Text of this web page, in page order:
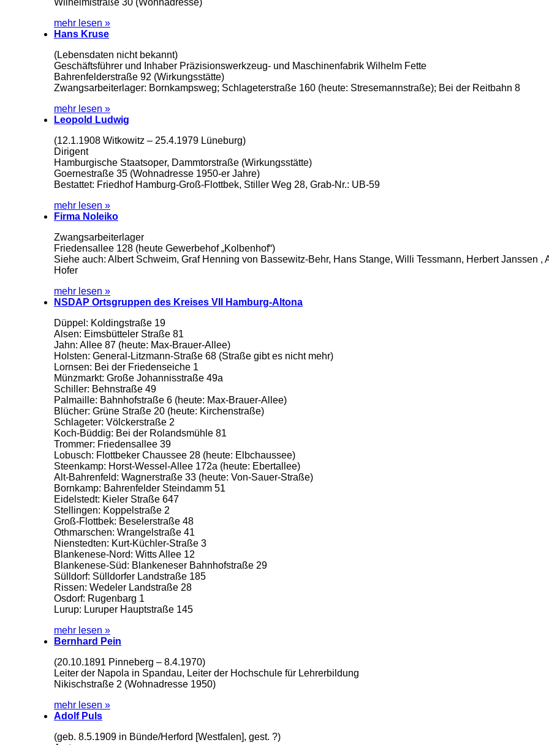
Wilhelmistraße 30 (Wohnadresse)
mehr lesen »
Hans Kruse
(Lebensdaten nicht bekannt)
Geschäftsführer und Inhaber Präzisionswerkzeug- und Maschinenfabrik Wilhelm Fette
Bahrenfelderstraße 92 (Wirkungsstätte)
Zwangsarbeiterlager: Bornkampsweg; Schlageterstraße 160 (heute: Stresemannstraße); Bei der Reitbahn 8
mehr lesen »
Leopold Ludwig
(12.1.1908 Witkowitz – 25.4.1979 Lüneburg)
Dirigent
Hamburgische Staatsoper, Dammtorstraße (Wirkungsstätte)
Goernestraße 35 (Wohnadresse 1950-er Jahre)
Bestattet: Friedhof Hamburg-Groß-Flottbek, Stiller Weg 28, Grab-Nr.: UB-59
mehr lesen »
Firma Noleiko
Zwangsarbeiterlager
Friedensallee 128 (heute Gewerbehof „Kolbenhof“)
Siehe auch: Albert Schweim, Graf Henning von Bassewitz-Behr, Hans Stange, Willi Tessmann, Herbert Janssen
Hofer
mehr lesen »
NSDAP Ortsgruppen des Kreises VII Hamburg-Altona
Düppel: Koldingstraße 19
Alsen: Eimsbütteler Straße 81
Jahn: Allee 87 (heute: Max-Brauer-Allee)
Holsten: General-Litzmann-Straße 68 (Straße gibt es nicht mehr)
Lornsen: Bei der Friedenseiche 1
Münzmarkt: Große Johannisstraße 49a
Schiller: Behnstraße 49
Palmaille: Bahnhofstraße 6 (heute: Max-Brauer-Allee)
Blücher: Grüne Straße 20 (heute: Kirchenstraße)
Schlageter: Völckerstraße 2
Koch-Büddig: Bei der Rolandsmühle 81
Trommer: Friedensallee 39
Lobusch: Flottbeker Chaussee 28 (heute: Elbchaussee)
Steenkamp: Horst-Wessel-Allee 172a (heute: Ebertallee)
Alt-Bahrenfeld: Wagnerstraße 33 (heute: Von-Sauer-Straße)
Bornkamp: Bahrenfelder Steindamm 51
Eidelstedt: Kieler Straße 647
Stellingen: Koppelstraße 2
Groß-Flottbek: Beselerstraße 48
Othmarschen: Wrangelstraße 41
Nienstedten: Kurt-Küchler-Straße 3
Blankenese-Nord: Witts Allee 12
Blankenese-Süd: Blankeneser Bahnhofstraße 29
Sülldorf: Sülldorfer Landstraße 185
Rissen: Wedeler Landstraße 28
Osdorf: Rugenbarg 1
Lurup: Luruper Hauptstraße 145
mehr lesen »
Bernhard Pein
(20.10.1891 Pinneberg – 8.4.1970)
Leiter der Napola in Spandau, Leiter der Hochschule für Lehrerbildung
Nikischstraße 2 (Wohnadresse 1950)
mehr lesen »
Adolf Puls
(geb. 8.5.1909 in Bünde/Herford [Westfalen], gest. ?)